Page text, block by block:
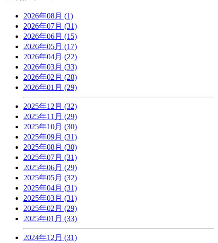
2026年08月 (1)
2026年07月 (31)
2026年06月 (15)
2026年05月 (17)
2026年04月 (22)
2026年03月 (33)
2026年02月 (28)
2026年01月 (29)
2025年12月 (32)
2025年11月 (29)
2025年10月 (30)
2025年09月 (31)
2025年08月 (30)
2025年07月 (31)
2025年06月 (29)
2025年05月 (32)
2025年04月 (31)
2025年03月 (31)
2025年02月 (29)
2025年01月 (33)
2024年12月 (31)